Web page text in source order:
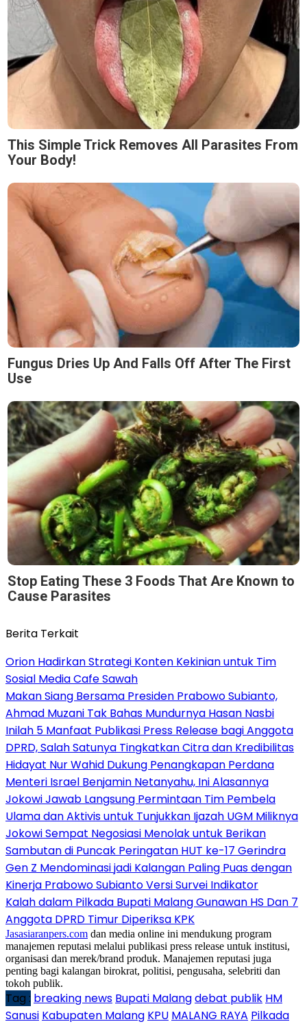
This Simple Trick Removes All Parasites From
Your Body!
Fungus Dries Up And Falls Off After The First
Use
Stop Eating These 3 Foods That Are Known to
Cause Parasites
Berita Terkait
Orion Hadirkan Strategi Konten Kekinian untuk Tim
Sosial Media Cafe Sawah
Makan Siang Bersama Presiden Prabowo Subianto,
Ahmad Muzani Tak Bahas Mundurnya Hasan Nasbi
Inilah 5 Manfaat Publikasi Press Release bagi Anggota
DPRD, Salah Satunya Tingkatkan Citra dan Kredibilitas
Hidayat Nur Wahid Dukung Penangkapan Perdana
Menteri Israel Benjamin Netanyahu, Ini Alasannya
Jokowi Jawab Langsung Permintaan Tim Pembela
Ulama dan Aktivis untuk Tunjukkan Ijazah UGM Miliknya
Jokowi Sempat Negosiasi Menolak untuk Berikan
Sambutan di Puncak Peringatan HUT ke-17 Gerindra
Gen Z Mendominasi jadi Kalangan Paling Puas dengan
Kinerja Prabowo Subianto Versi Survei Indikator
Kalah dalam Pilkada Bupati Malang Gunawan HS Dan 7
Anggota DPRD Timur Diperiksa KPK
Jasasiaranpers.com dan media online ini mendukung program
manajemen reputasi melalui publikasi press release untuk institusi,
organisasi dan merek/brand produk. Manajemen reputasi juga
penting bagi kalangan birokrat, politisi, pengusaha, selebriti dan
tokoh publik.
Tag : breaking news Bupati Malangdebat publik HM
Sanusi Kabupaten Malang KPU MALANG RAYA Pilkada